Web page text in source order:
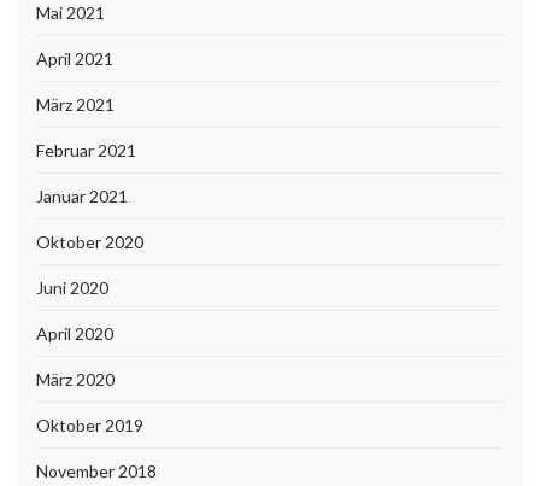
Mai 2021
April 2021
März 2021
Februar 2021
Januar 2021
Oktober 2020
Juni 2020
April 2020
März 2020
Oktober 2019
November 2018